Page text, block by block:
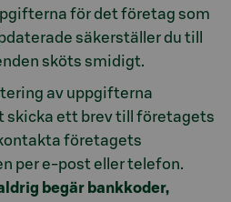
för det företag som
säkerställer du till
sköts smidigt.
av uppgifterna
skicka ett brev till företagets
företagets
per e-post eller telefon.
begär bankkoder,